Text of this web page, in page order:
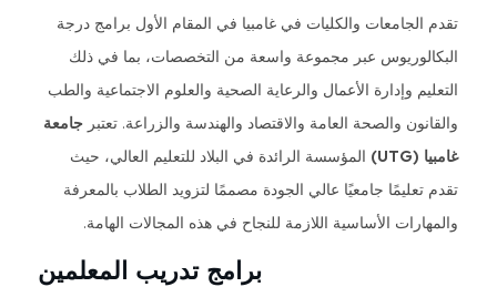
تقدم الجامعات والكليات في غامبيا في المقام الأول برامج درجة
البكالوريوس عبر مجموعة واسعة من التخصصات، بما في ذلك
التعليم وإدارة الأعمال والرعاية الصحية والعلوم الاجتماعية والطب
والقانون والصحة العامة والاقتصاد والهندسة والزراعة. تعتبر جامعة
غامبيا (UTG)
المؤسسة الرائدة في البلاد للتعليم العالي، حيث
تقدم تعليمًا جامعيًا عالي الجودة مصممًا لتزويد الطلاب بالمعرفة
والمهارات الأساسية اللازمة للنجاح في هذه المجالات الهامة.
برامج تدريب المعلمين